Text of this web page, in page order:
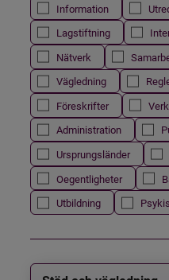
Information
Lagstiftning
Nätverk
Vägledning
Föreskrifter
Administration
Ursprungsländer
Oegentligheter
Utbildning